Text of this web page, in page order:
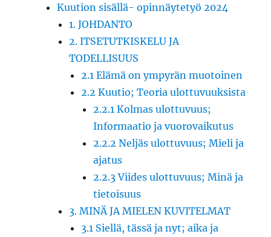
Kuution sisällä- opinnäytetyö 2024
1. JOHDANTO
2. ITSETUTKISKELU JA
TODELLISUUS
2.1 Elämä on ympyrän muotoinen
2.2 Kuutio; Teoria ulottuvuuksista
2.2.1 Kolmas ulottuvuus;
Informaatio ja vuorovaikutus
2.2.2 Neljäs ulottuvuus; Mieli ja
ajatus
2.2.3 Viides ulottuvuus; Minä ja
tietoisuus
3. MINÄ JA MIELEN KUVITELMAT
3.1 Siellä, tässä ja nyt; aika ja